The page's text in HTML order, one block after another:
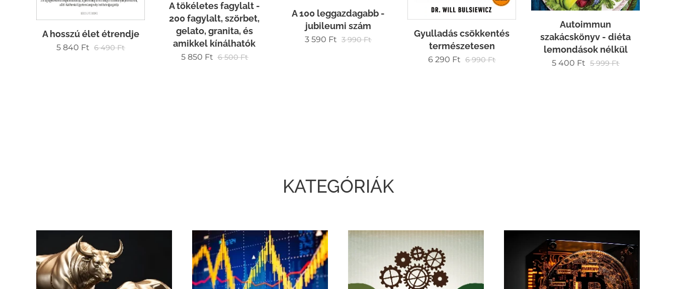
A hosszú élet étrendje
5 840 Ft 6 490Ft
A tökéletes fagylalt -
200 fagylalt, szörbet,
gelato, granita, és
amikkel kínálhatók
5 850 Ft 6 500Ft
A 100 leggazdagabb -
jubileumi szám
3 590 Ft 3 990Ft
Gyulladás csökkentés
természetesen
6 290 Ft 6 990Ft
Autoimmun
szakácskönyv - diéta
lemondások nélkül
5 400 Ft 5 999Ft
KATEGÓRIÁK